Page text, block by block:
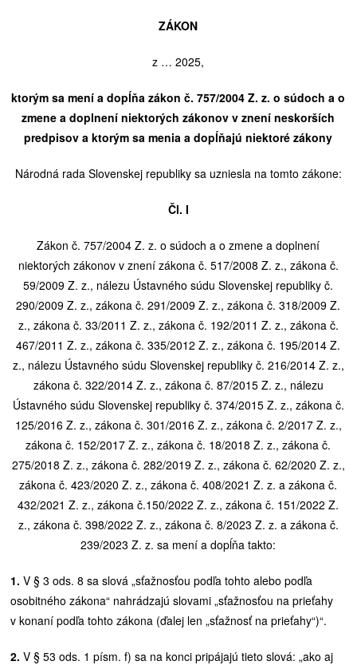
ZÁKON
z … 2025,
ktorým sa mení a dopĺňa zákon č. 757/2004 Z. z. o súdoch a o
zmene a doplnení niektorých zákonov v znení neskorších
predpisov a ktorým sa menia a dopĺňajú niektoré zákony
Národná rada Slovenskej republiky sa uzniesla na tomto zákone:
Čl. I
Zákon č. 757/2004 Z. z. o súdoch a o zmene a doplnení
niektorých zákonov v znení zákona č. 517/2008 Z. z., zákona č.
59/2009 Z. z., nálezu Ústavného súdu Slovenskej republiky č.
290/2009 Z. z., zákona č. 291/2009 Z. z., zákona č. 318/2009 Z.
z., zákona č. 33/2011 Z. z., zákona č. 192/2011 Z. z., zákona č.
467/2011 Z. z., zákona č. 335/2012 Z. z., zákona č. 195/2014 Z.
z., nálezu Ústavného súdu Slovenskej republiky č. 216/2014 Z. z.,
zákona č. 322/2014 Z. z., zákona č. 87/2015 Z. z., nálezu
Ústavného súdu Slovenskej republiky č. 374/2015 Z. z., zákona č.
125/2016 Z. z., zákona č. 301/2016 Z. z., zákona č. 2/2017 Z. z.,
zákona č. 152/2017 Z. z., zákona č. 18/2018 Z. z., zákona č.
275/2018 Z. z., zákona č. 282/2019 Z. z., zákona č. 62/2020 Z. z.,
zákona č. 423/2020 Z. z., zákona č. 408/2021 Z. z. a zákona č.
432/2021 Z. z., zákona č.150/2022 Z. z., zákona č. 151/2022 Z.
z., zákona č. 398/2022 Z. z., zákona č. 8/2023 Z. z. a zákona č.
239/2023 Z. z. sa mení a dopĺňa takto:
1.V § 3 ods. 8 sa slová „sťažnosťou podľa tohto alebo podľa
osobitného zákona“ nahrádzajú slovami „sťažnosťou na prieťahy
v konaní podľa tohto zákona (ďalej len „sťažnosť na prieťahy“)“.
2. V § 53 ods. 1 písm. f) sa na konci pripájajú tieto slová: „ako aj